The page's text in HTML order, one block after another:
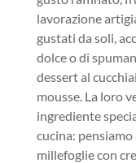
lavorazione
gustati da soli,
dolce o di
dessert al
mousse. La loro
ingrediente
cucina:
millefoglie con